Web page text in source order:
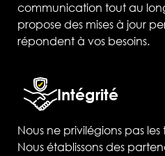
communication tout au
propose des mises à jour
répondent à vos besoins.
Intégrité
Nous ne privilégions pas
Nous établissons des